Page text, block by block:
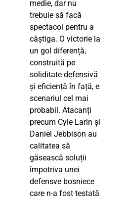
medie, dar nu
trebuie să facă
spectacol pentru a
câștiga. O victorie la
un gol diferență,
construită pe
soliditate defensivă
și eficiență în față, e
scenariul cel mai
probabil. Atacanți
precum Cyle Larin și
Daniel Jebbison au
calitatea să
găsească soluții
împotriva unei
defensve bosniece
care n-a fost testată